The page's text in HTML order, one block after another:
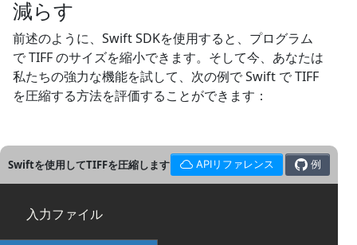
減らす
前述のように、Swift SDKを使用すると、プログラム
で TIFF のサイズを縮小できます。そして今、あなたは
私たちの強力な機能を試して、次の例で Swift で TIFF
を圧縮する方法を評価することができます：
Swiftを使用してTIFFを圧縮します APIリファレンス 例
入力ファイル